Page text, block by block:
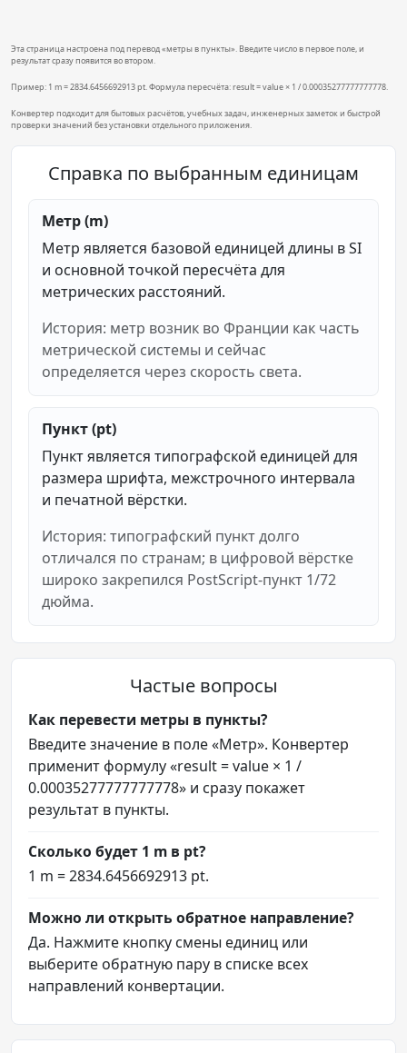
Эта страница настроена под перевод «метры в пункты». Введите число в первое поле, и
результат сразу появится во втором.
Пример: 1 m = 2834.6456692913 pt. Формула пересчёта: result = value × 1 / 0.00035277777777778.
Конвертер подходит для бытовых расчётов, учебных задач, инженерных заметок и быстрой
проверки значений без установки отдельного приложения.
Справка по выбранным единицам
Метр (m)
Метр является базовой единицей длины в SI
и основной точкой пересчёта для
метрических расстояний.
История: метр возник во Франции как часть
метрической системы и сейчас
определяется через скорость света.
Пункт (pt)
Пункт является типографской единицей для
размера шрифта, межстрочного интервала
и печатной вёрстки.
История: типографский пункт долго
отличался по странам; в цифровой вёрстке
широко закрепился PostScript-пункт 1/72
дюйма.
Частые вопросы
Как перевести метры в пункты?
Введите значение в поле «Метр». Конвертер
применит формулу «result = value × 1 /
0.00035277777777778» и сразу покажет
результат в пункты.
Сколько будет 1 m в pt?
1 m = 2834.6456692913 pt.
Можно ли открыть обратное направление?
Да. Нажмите кнопку смены единиц или
выберите обратную пару в списке всех
направлений конвертации.